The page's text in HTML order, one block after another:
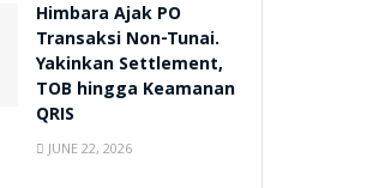
Himbara Ajak PO
Transaksi Non-Tunai.
Yakinkan Settlement,
TOB hingga Keamanan
QRIS
JUNE 22, 2026